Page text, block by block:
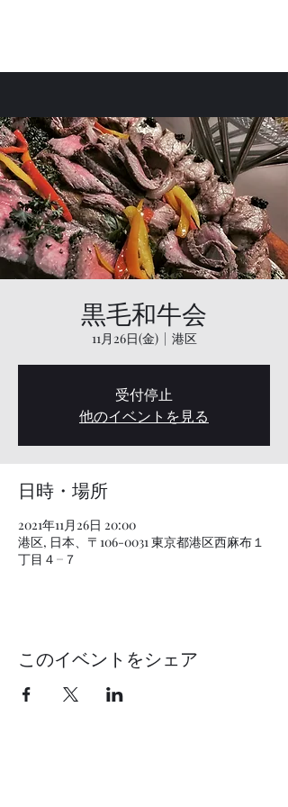
黒毛和牛会
11月26日(金)
  |
港区
受付停止
他のイベントを見る
日時・場所
2021年11月26日 20:00
港区, 日本、〒106-0031 東京都港区西麻布１
丁目４−７
このイベントをシェア